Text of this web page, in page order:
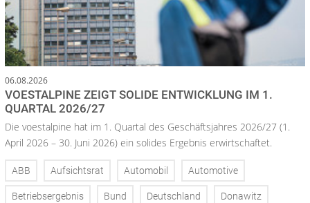
06.08.2026
VOESTALPINE ZEIGT SOLIDE ENTWICKLUNG IM 1.
QUARTAL 2026/27
Die voestalpine hat im 1. Quartal des Geschäftsjahres 2026/27 (1.
April 2026 – 30. Juni 2026) ein solides Ergebnis erwirtschaftet.
ABB Aufsichtsrat Automobil Automotive
Betriebsergebnis Bund Deutschland Donawitz